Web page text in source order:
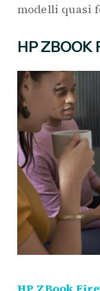
modelli quasi
HP ZBOOK